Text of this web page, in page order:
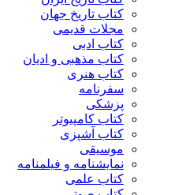
کتاب تاریخ جهان
مجلات قدیمی
کتاب ادبی
کتاب مذهبی و ادیان
کتاب هنری
سفرنامه
پزشکی
کتاب کامپیوتر
کتاب آشپزی
موسیقی
نمایشنامه و فیلمنامه
کتاب علمی